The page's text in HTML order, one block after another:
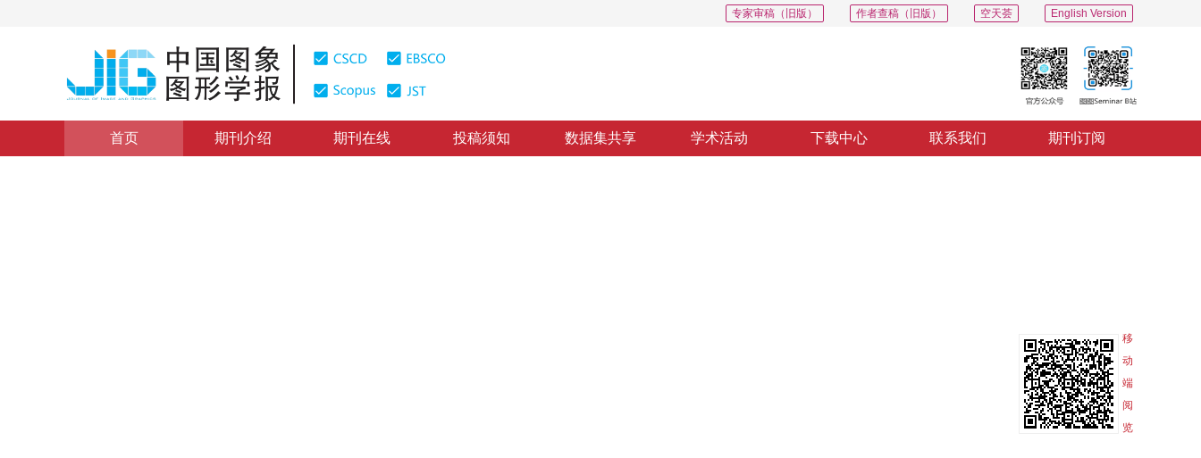
English Version
空天荟
作者查稿（旧版）
专家审稿（旧版）
首页 期刊介绍 期刊在线 投稿须知 数据集共享 学术活动 下载中心 联系我们 期刊订阅
移
动
端
阅
览